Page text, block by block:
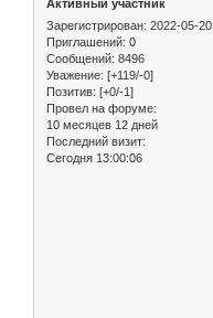
Активный участник
Зарегистрирован: 2022-05-20
Приглашений: 0
Сообщений: 8496
Уважение: [+119/-0]
Позитив: [+0/-1]
Провел на форуме:
10 месяцев 12 дней
Последний визит:
Сегодня 13:00:06